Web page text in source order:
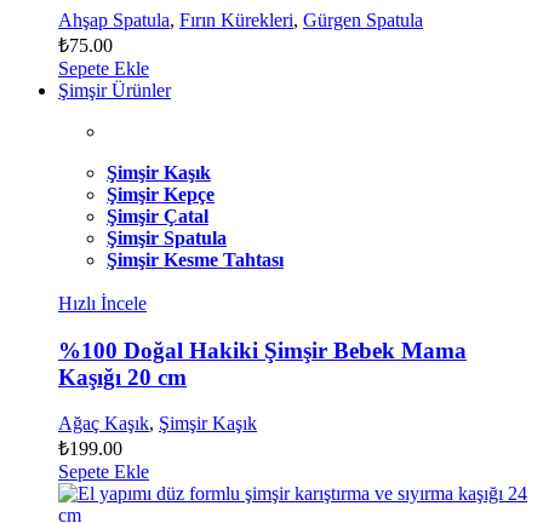
Ahşap Spatula, Fırın Kürekleri, Gürgen Spatula
₺75.00
Sepete Ekle
Şimşir Ürünler
Şimşir Kaşık
Şimşir Kepçe
Şimşir Çatal
Şimşir Spatula
Şimşir Kesme Tahtası
Hızlı İncele
%100 Doğal Hakiki Şimşir Bebek Mama
Kaşığı 20 cm
Ağaç Kaşık, Şimşir Kaşık
₺199.00
Sepete Ekle